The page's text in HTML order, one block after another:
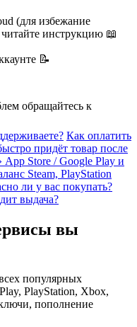
(для избежание
инструкцию 📖
📝
обращайтесь к
Как оплатить
придёт товар после
App Store / Google Play и
Steam, PlayStation
ли у вас покупать?
выдача?
вы
популярных
PlayStation, Xbox,
пополнение